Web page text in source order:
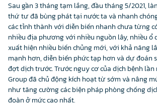
Sau gần 3 tháng tạm lắng, đầu tháng 5/2021,
thứ tư đã bùng phát tại nước ta và nhanh
các tỉnh thành với diễn biến nhanh chưa từng
nhiều địa phương với nhiều nguồn lây, nhiều ổ
xuất hiện nhiều biến chủng mới, với khả năng
mạnh hơn, diễn biến phức tạp hơn và dự đoán
đợt dịch trước. Trước nguy cơ của dịch bệnh lần
Group đã chủ động kích hoạt từ sớm và nâng
như tăng cường các biện pháp phòng chống
đoàn ở mức cao nhất.